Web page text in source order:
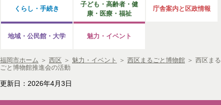
くらし・手続き
子ども・高齢者・健
康・医療・福祉
庁舎案内と区政情報
地域・公民館・大学 魅力・イベント
福岡市ホーム ＞ 西区 ＞ 魅力・イベント ＞ 西区まるごと博物館 ＞ 西区まる
ごと博物館推進会の活動
更新日：2026年4月3日